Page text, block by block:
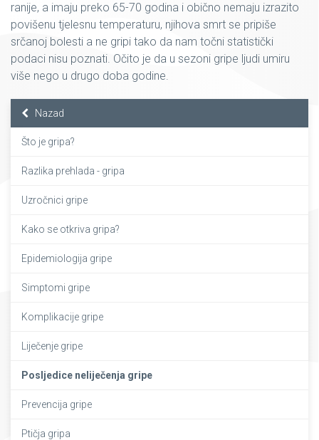
ranije, a imaju preko 65-70 godina i obično nemaju izrazito
povišenu tjelesnu temperaturu, njihova smrt se pripiše
srčanoj bolesti a ne gripi tako da nam točni statistički
podaci nisu poznati. Očito je da u sezoni gripe ljudi umiru
više nego u drugo doba godine.
Nazad
Što je gripa?
Razlika prehlada - gripa
Uzročnici gripe
Kako se otkriva gripa?
Epidemiologija gripe
Simptomi gripe
Komplikacije gripe
Liječenje gripe
Posljedice neliječenja gripe
Prevencija gripe
Ptičja gripa